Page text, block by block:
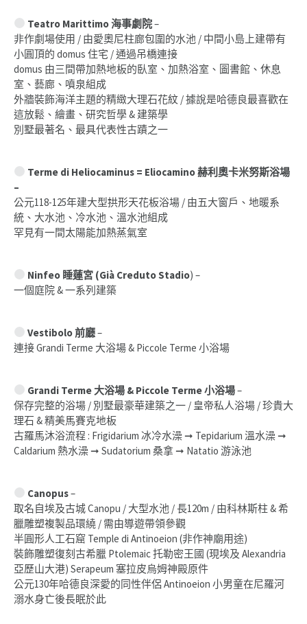
Teatro Marittimo 海事劇院–
非作劇場使用 / 由愛奧尼柱廊包圍的水池 / 中間小島上建帶有
小圓頂的 domus 住宅 / 通過吊橋連接
domus 由三間帶加熱地板的臥室、加熱浴室、圖書館、休息
室、藝廊、噴泉組成
外牆裝飾海洋主題的精緻大理石花紋 / 據說是哈德良最喜歡在
這放鬆、繪畫、研究哲學 & 建築學
別墅最著名、最具代表性古蹟之一
Terme di Heliocaminus = Eliocamino 赫利奧卡米努斯浴場
–
公元118-125年建大型拱形天花板浴場 / 由五大窗戶、地暖系
統、大水池、冷水池、溫水池組成
罕見有一間太陽能加熱蒸氣室
Ninfeo 睡蓮宮 (Già Creduto Stadio) –
一個庭院 & 一系列建築
Vestibolo前廳–
連接 Grandi Terme 大浴場 & Piccole Terme 小浴場
Grandi Terme 大浴場 & Piccole Terme 小浴場–
保存完整的浴場 / 別墅最豪華建築之一 / 皇帝私人浴場 / 珍貴大
理石 & 精美馬賽克地板
古羅馬沐浴流程 : Frigidarium 冰冷水澡 ➞ Tepidarium 溫水澡 ➞
Caldarium 熱水澡 ➞ Sudatorium 桑拿 ➞ Natatio 游泳池
Canopus–
取名自埃及古城 Canopu / 大型水池 / 長120m / 由科林斯柱 & 希
臘雕塑複製品環繞 / 需由導遊帶領參觀
半圓形人工石窟 Temple di Antinoeion (非作神廟用途)
裝飾雕塑復刻古希臘 Ptolemaic 托勒密王國 (現埃及 Alexandria
亞歷山大港) Serapeum 塞拉皮烏姆神殿原件
公元130年哈德良深愛的同性伴侶 Antinoeion 小男童在尼羅河
溺水身亡後長眠於此